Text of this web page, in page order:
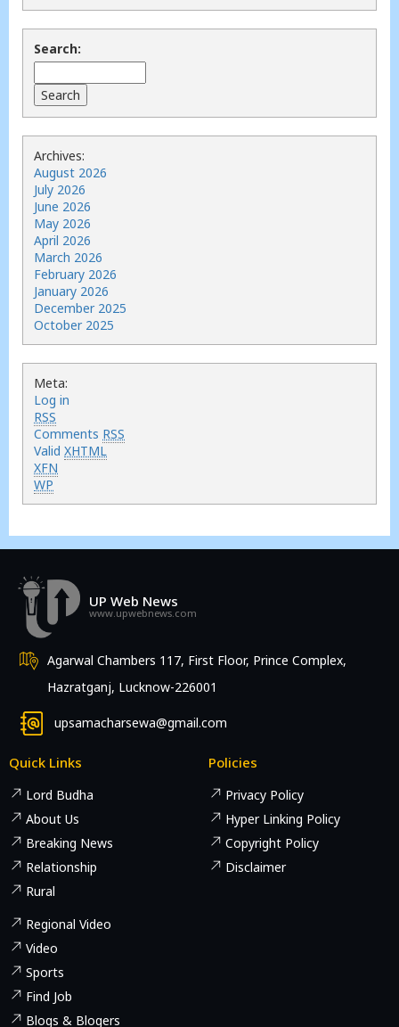
Search:
Archives:
August 2026
July 2026
June 2026
May 2026
April 2026
March 2026
February 2026
January 2026
December 2025
October 2025
Meta:
Log in
RSS
Comments RSS
Valid XHTML
XFN
WP
UP Web News
www.upwebnews.com
Agarwal Chambers 117, First Floor, Prince Complex,
Hazratganj, Lucknow-226001
upsamacharsewa@gmail.com
Quick Links
Lord Budha
About Us
Breaking News
Relationship
Rural
Regional Video
Video
Sports
Find Job
Blogs & Blogers
Policies
Privacy Policy
Hyper Linking Policy
Copyright Policy
Disclaimer